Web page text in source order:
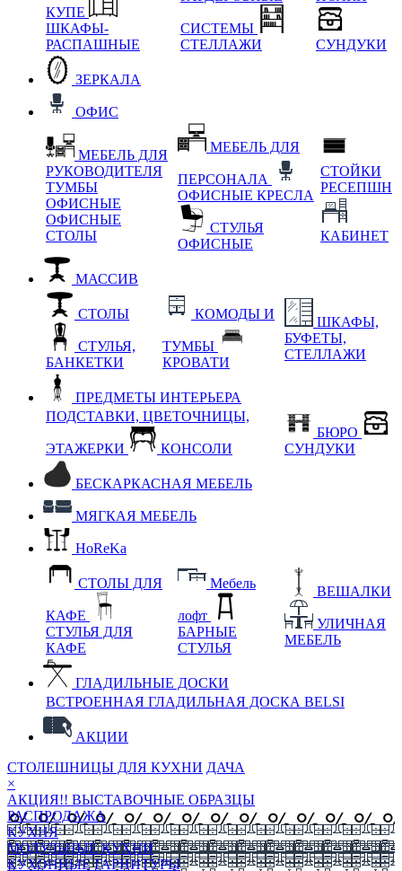
КУПЕ
ШКАФЫ-
РАСПАШНЫЕ
СИСТЕМЫ
СТЕЛЛАЖИ
СУНДУКИ
ЗЕРКАЛА
ОФИС
МЕБЕЛЬ ДЛЯ
РУКОВОДИТЕЛЯ
ТУМБЫ
ОФИСНЫЕ
ОФИСНЫЕ
СТОЛЫ
МЕБЕЛЬ ДЛЯ
ПЕРСОНАЛА
ОФИСНЫЕ КРЕСЛА
СТУЛЬЯ
ОФИСНЫЕ
СТОЙКИ
РЕСЕПШН
КАБИНЕТ
МАССИВ
СТОЛЫ
СТУЛЬЯ,
БАНКЕТКИ
КОМОДЫ И
ТУМБЫ
КРОВАТИ
ШКАФЫ,
БУФЕТЫ,
СТЕЛЛАЖИ
ПРЕДМЕТЫ ИНТЕРЬЕРА
ПОДСТАВКИ, ЦВЕТОЧНИЦЫ,
ЭТАЖЕРКИ КОНСОЛИ
БЮРО
СУНДУКИ
БЕСКАРКАСНАЯ МЕБЕЛЬ
МЯГКАЯ МЕБЕЛЬ
HoReKa
СТОЛЫ ДЛЯ
КАФЕ
СТУЛЬЯ ДЛЯ
КАФЕ
Мебель
лофт
БАРНЫЕ
СТУЛЬЯ
ВЕШАЛКИ
УЛИЧНАЯ
МЕБЕЛЬ
ГЛАДИЛЬНЫЕ ДОСКИ
ВСТРОЕННАЯ ГЛАДИЛЬНАЯ ДОСКА BELSI
АКЦИИ
СТОЛЕШНИЦЫ ДЛЯ КУХНИ ДАЧА
×
АКЦИЯ!! ВЫСТАВОЧНЫЕ ОБРАЗЦЫ
РАСПРОДАЖА
КУХНЯ
МОДУЛЬНЫЕ КУХНИ
КУХОННЫЕ ГАРНИТУРЫ